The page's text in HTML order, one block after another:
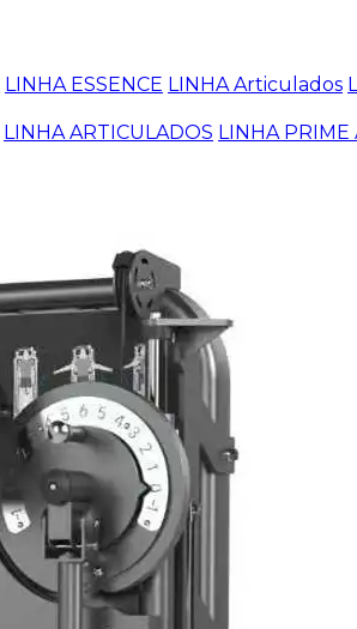
LINHA ESSENCE LINHA Articulados
LINHA ARTICULADOS LINHA PRIME